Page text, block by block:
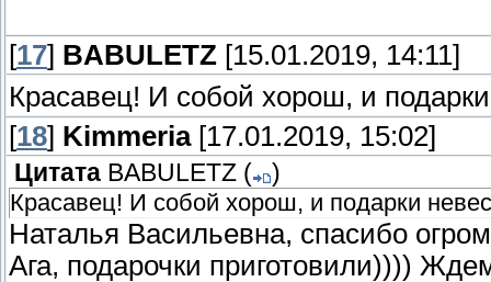
[17] BABULETZ [15.01.2019, 14:11]
Красавец! И собой хорош, и
[18] Kimmeria[17.01.2019, 15:02]
Цитата BABULETZ (
)
Красавец! И собой хорош, и подарки
Наталья Васильевна, спасибо
Ага, подарочки приготовили))))